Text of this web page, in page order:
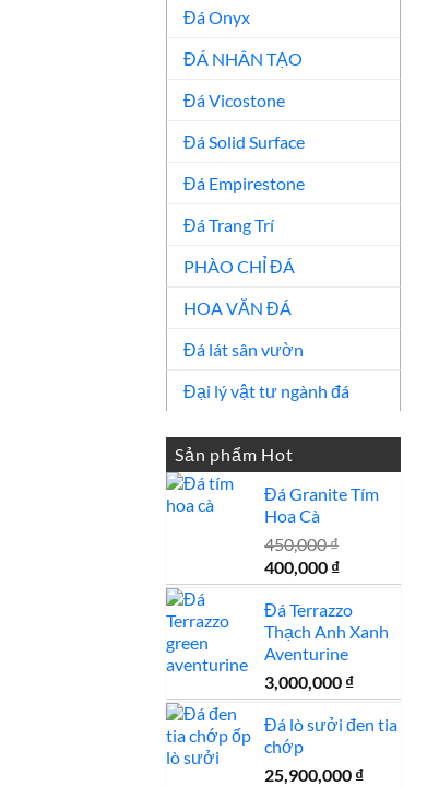
Đá Onyx
ĐÁ NHÂN TẠO
Đá Vicostone
Đá Solid Surface
Đá Empirestone
Đá Trang Trí
PHÀO CHỈ ĐÁ
HOA VĂN ĐÁ
Đá lát sân vườn
Đại lý vật tư ngành đá
Sản phẩm Hot
Đá Granite Tím
Hoa Cà
450,000₫
Giá
gốc
là:
450,000 ₫.
400,000 ₫Giá
hiện
tại
là:
400,000 ₫.
Đá Terrazzo
Thạch Anh Xanh
Aventurine
3,000,000 ₫
Đá lò sưởi đen tia
chớp
25,900,000 ₫